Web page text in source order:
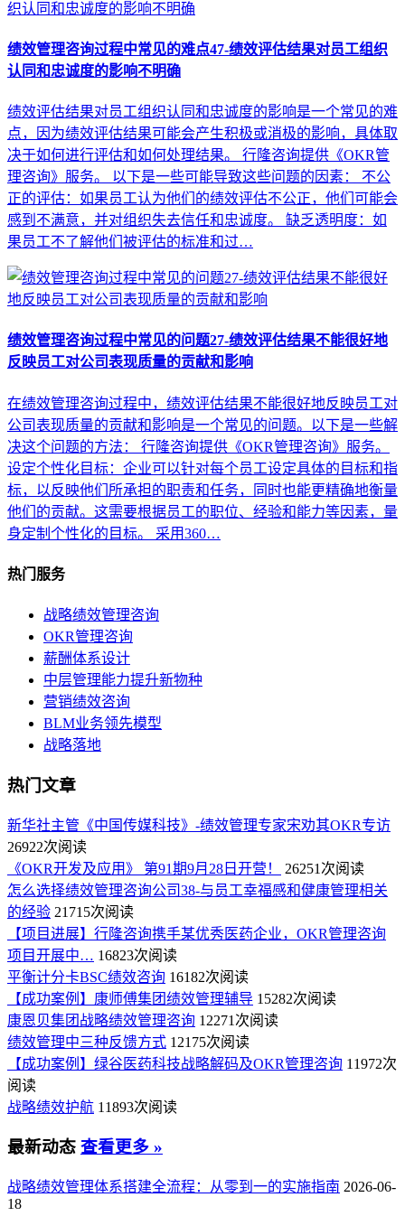
绩效管理咨询过程中常见的难点47-绩效评估结果对员工组织
认同和忠诚度的影响不明确
绩效评估结果对员工组织认同和忠诚度的影响是一个常见的难
点，因为绩效评估结果可能会产生积极或消极的影响，具体取
决于如何进行评估和如何处理结果。 行隆咨询提供《OKR管
理咨询》服务。 以下是一些可能导致这些问题的因素： 不公
正的评估：如果员工认为他们的绩效评估不公正，他们可能会
感到不满意，并对组织失去信任和忠诚度。 缺乏透明度：如
果员工不了解他们被评估的标准和过…
绩效管理咨询过程中常见的问题27-绩效评估结果不能很好地
反映员工对公司表现质量的贡献和影响
在绩效管理咨询过程中，绩效评估结果不能很好地反映员工对
公司表现质量的贡献和影响是一个常见的问题。以下是一些解
决这个问题的方法： 行隆咨询提供《OKR管理咨询》服务。
设定个性化目标：企业可以针对每个员工设定具体的目标和指
标，以反映他们所承担的职责和任务，同时也能更精确地衡量
他们的贡献。这需要根据员工的职位、经验和能力等因素，量
身定制个性化的目标。 采用360…
热门服务
战略绩效管理咨询
OKR管理咨询
薪酬体系设计
中层管理能力提升新物种
营销绩效咨询
BLM业务领先模型
战略落地
热门文章
新华社主管《中国传媒科技》-绩效管理专家宋劝其OKR专访
26922次阅读
《OKR开发及应用》 第91期9月28日开营！
26251次阅读
怎么选择绩效管理咨询公司38-与员工幸福感和健康管理相关
的经验 21715次阅读
【项目进展】行隆咨询携手某优秀医药企业，OKR管理咨询
项目开展中… 16823次阅读
平衡计分卡BSC绩效咨询 16182次阅读
【成功案例】康师傅集团绩效管理辅导 15282次阅读
康恩贝集团战略绩效管理咨询 12271次阅读
绩效管理中三种反馈方式 12175次阅读
【成功案例】绿谷医药科技战略解码及OKR管理咨询 11972次
阅读
战略绩效护航 11893次阅读
最新动态 查看更多 »
战略绩效管理体系搭建全流程：从零到一的实施指南 2026-06-
18